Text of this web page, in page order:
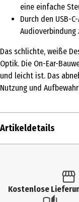
eine einfache
Durch den USB-
Das schlichte, weiße
Optik. Die On-Ear-
und leicht ist. Das
Nutzung und
Artikeldetails
Produkttyp
Kostenlose